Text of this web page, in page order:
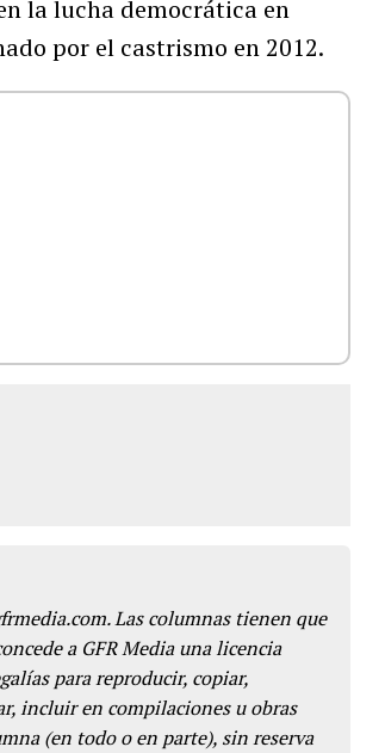
la lucha democrática en
por el castrismo en 2012.
Las columnas tienen que
a GFR Media una licencia
para reproducir, copiar,
incluir en compilaciones u obras
(en todo o en parte), sin reserva